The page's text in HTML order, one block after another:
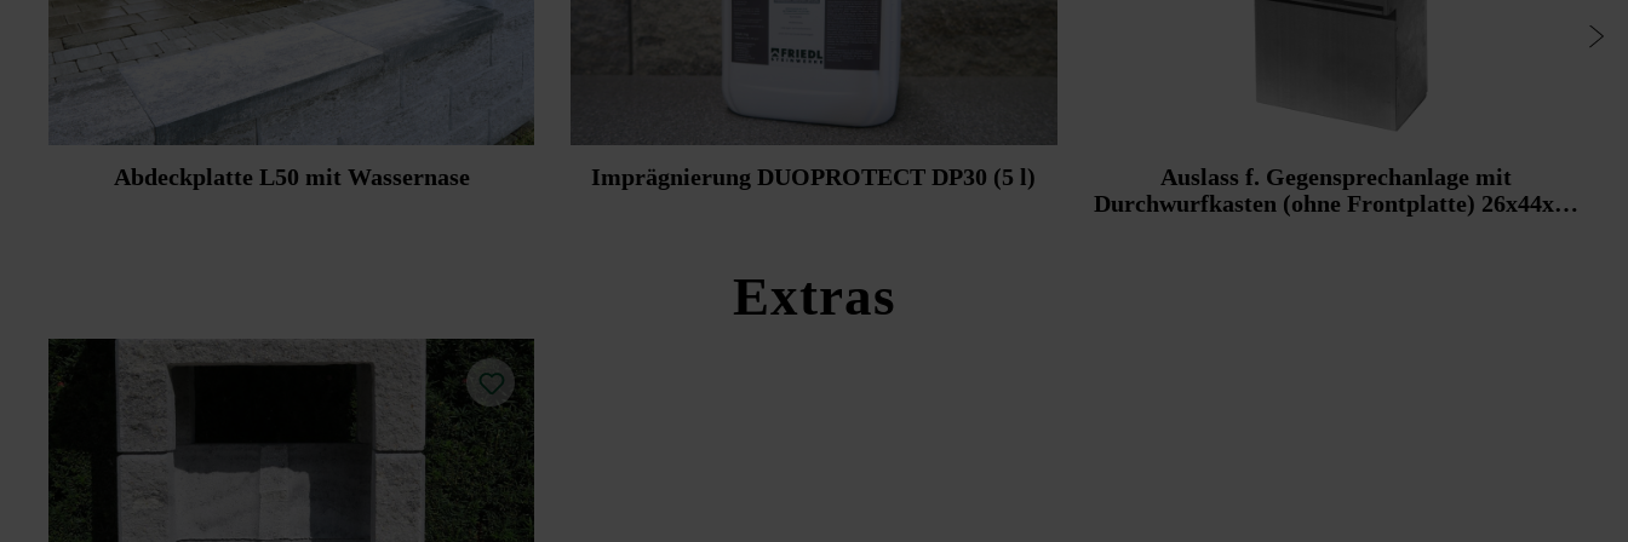
Abdeckplatte L50 mit Wassernase Imprägnierung DUOPROTECT DP30 (5 l)
Auslass f. Gegensprechanlage mit
Durchwurfkasten (ohne Frontplatte) 26x44x18
Extras